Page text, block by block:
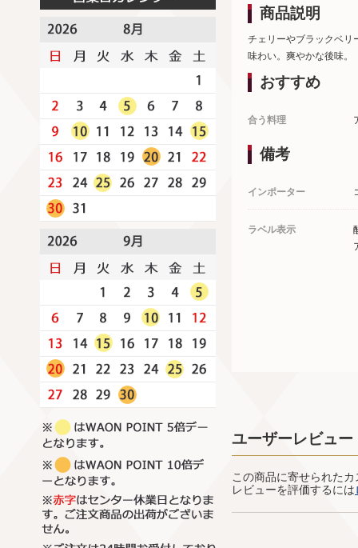
商品説明
チェリーやブラックベリ
味わい。爽やかな後味。
おすすめ
合う料理
備考
インポーター
ラベル表示
ユーザーレビュー
この商品に寄せられた
レビューを評価するには